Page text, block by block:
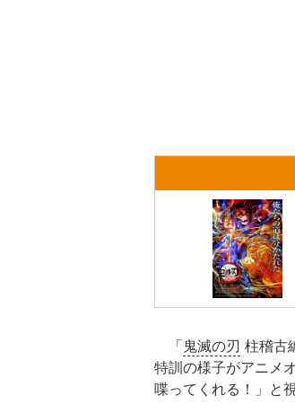
「鬼滅の刃 柱稽古
特訓の様子がアニメ
喋ってくれる！」と